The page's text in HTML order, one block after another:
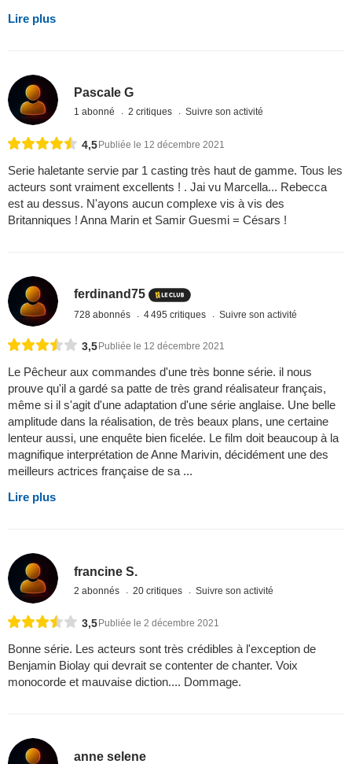
Lire plus
Pascale G
1 abonné 2 critiques Suivre son activité
4,5 Publiée le 12 décembre 2021
Serie haletante servie par 1 casting très haut de gamme. Tous les
acteurs sont vraiment excellents ! . Jai vu Marcella... Rebecca
est au dessus. N'ayons aucun complexe vis à vis des
Britanniques ! Anna Marin et Samir Guesmi = Césars !
ferdinand75
728 abonnés 4 495 critiques Suivre son activité
3,5 Publiée le 12 décembre 2021
Le Pêcheur aux commandes d'une très bonne série. il nous
prouve qu'il a gardé sa patte de très grand réalisateur français,
même si il s'agit d'une adaptation d'une série anglaise. Une belle
amplitude dans la réalisation, de très beaux plans, une certaine
lenteur aussi, une enquête bien ficelée. Le film doit beaucoup à la
magnifique interprétation de Anne Marivin, décidément une des
meilleurs actrices française de sa ...
Lire plus
francine S.
2 abonnés 20 critiques Suivre son activité
3,5 Publiée le 2 décembre 2021
Bonne série. Les acteurs sont très crédibles à l'exception de
Benjamin Biolay qui devrait se contenter de chanter. Voix
monocorde et mauvaise diction.... Dommage.
anne selene